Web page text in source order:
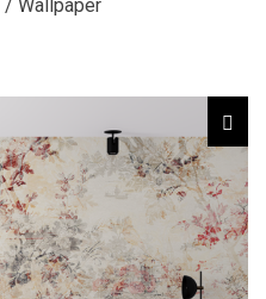
/ Wallpaper